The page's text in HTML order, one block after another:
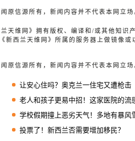
原信源所有，新闻内容并不代表本网立场
天维网》拥有版权、编译和/或其他知识
新西兰天维网》所属的服务器上做镜像或
原信源所有，新闻内容并不代表本网立场
让安心住吗？奥克兰一住宅又遭枪击
老人和孩子更易中招！这家医院的流感患者已达新冠3
学校假期撞上恶劣天气！多地有暴风雪、强降雨预
投票了！新西兰否需要增加移民？